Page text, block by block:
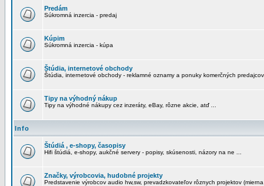
Predám
Súkromná inzercia - predaj
Kúpim
Súkromná inzercia - kúpa
Štúdia, internetové obchody
Štúdia, internetové obchody - reklamné oznamy a ponuky komerčných predajcov
Tipy na výhodný nákup
Tipy na výhodné nákupy cez inzeráty, eBay, rôzne akcie, atď ...
Info
Štúdiá , e-shopy, časopisy
Hifi štúdiá, e-shopy, aukčné servery - popisy, skúsenosti, názory na ne ...
Značky, výrobcovia, hudobné projekty
Predstavenie výrobcov audio hw,sw, prevadzkovateľov rôznych projektov